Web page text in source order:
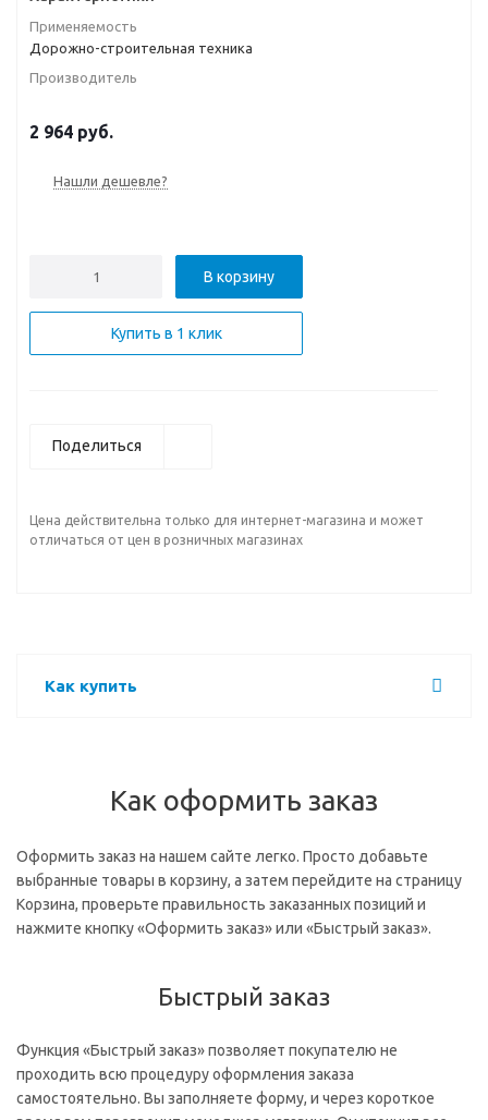
Применяемость
Дорожно-строительная техника
Производитель
2 964 руб.
Нашли дешевле?
В корзину
Купить в 1 клик
Поделиться
Цена действительна только для интернет-магазина и может
отличаться от цен в розничных магазинах
Как купить
Как оформить заказ
Оформить заказ на нашем сайте легко. Просто добавьте
выбранные товары в корзину, а затем перейдите на страницу
Корзина, проверьте правильность заказанных позиций и
нажмите кнопку «Оформить заказ» или «Быстрый заказ».
Быстрый заказ
Функция «Быстрый заказ» позволяет покупателю не
проходить всю процедуру оформления заказа
самостоятельно. Вы заполняете форму, и через короткое